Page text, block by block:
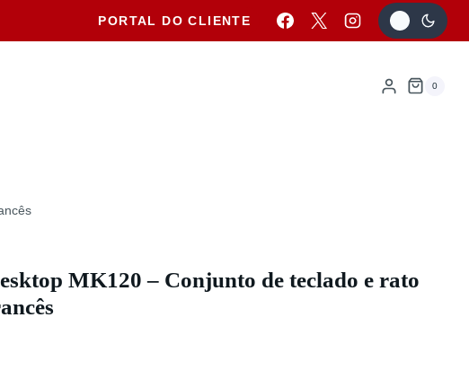
PORTAL DO CLIENTE
0
MK120 – Conjunto de teclado e rato